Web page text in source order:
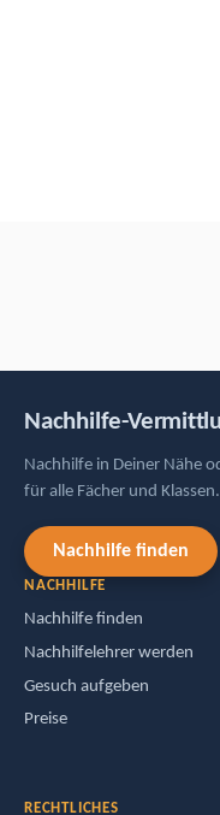
Nachhilfe-
Nachhilfe in Deiner Nähe
für alle Fächer und
Nachhilfe finden
NACHHILFE
Nachhilfe finden
Nachhilfelehrer werden
Gesuch aufgeben
Preise
RECHTLICHES